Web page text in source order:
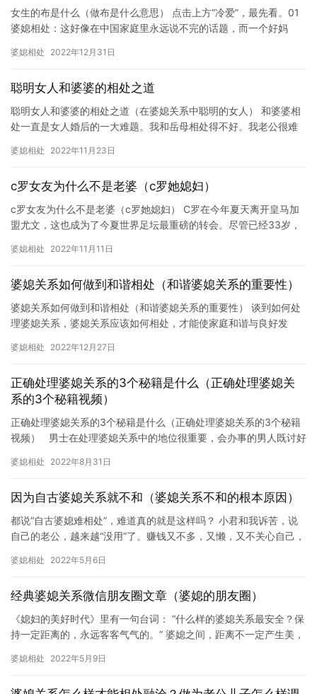
女生的布是什么（做布是什么意思） 点击上方“冷爱”，最先看。01
婆媳相处：这好像在中国家庭里永远说不完的话题，而一个好妈
婆媳相处 2022年12月31日
聪明女人和婆婆的相处之道
聪明女人和婆婆的相处之道（在婆媳关系中聪明的女人） 和婆婆相
处一直是女人婚后的一大难题。我和岳母相处得不好。我老公很难
尴尬…
婆媳相处 2022年11月23日
c罗女友为什么不是老婆（c罗她媳妇）
c罗女友为什么不是老婆（c罗她媳妇） C罗在今年夏天离开皇马加
盟尤文，这也成为了今夏世界足坛最重磅的转会。尽管已经33岁，
婆媳相处 2022年11月11日
婆媳关系如何做到和谐相处（和谐婆媳关系的重要性）
婆媳关系如何做到和谐相处（和谐婆媳关系的重要性） 谈到如何处
理婆媳关系，婆媳关系应该如何相处，才能使家庭和谐与良好发
庭必须…
婆媳相处 2022年12月27日
正确处理婆媳关系的3个秘籍是什么（正确处理婆媳关
系的3个秘籍视频）
正确处理婆媳关系的3个秘籍是什么（正确处理婆媳关系的3个秘籍
视频） 男士在处理婆媳关系中的地位很重要，会办事的男人既讨好
婆媳相处 2022年8月31日
因为自古婆媳关系就不和（婆媳关系不和的根本原因）
都说“自古婆媳难相处”，难道真的就是这样吗？ 小君和我诉苦，说
自己的老公，越来越“没用”了。赚钱又不多，又懒，又不关心自己，
婆媳相处 2022年5月6日
经典婆媳关系微信朋友圈文章（婆媳的朋友圈）
《媳妇的美好时代》里有一句台词： “什么样的婆媳关系最安全？保
持一定距离的，永远客客气气的。” 婆媳之间，距离不一定产生美，
婆媳相处 2022年5月9日